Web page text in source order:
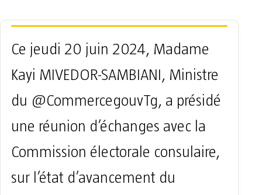
Ce jeudi 20 juin 2024, Madame
Kayi MIVEDOR-SAMBIANI, Ministre
du @CommercegouvTg, a présidé
une réunion d’échanges avec la
Commission électorale consulaire,
sur l’état d’avancement du